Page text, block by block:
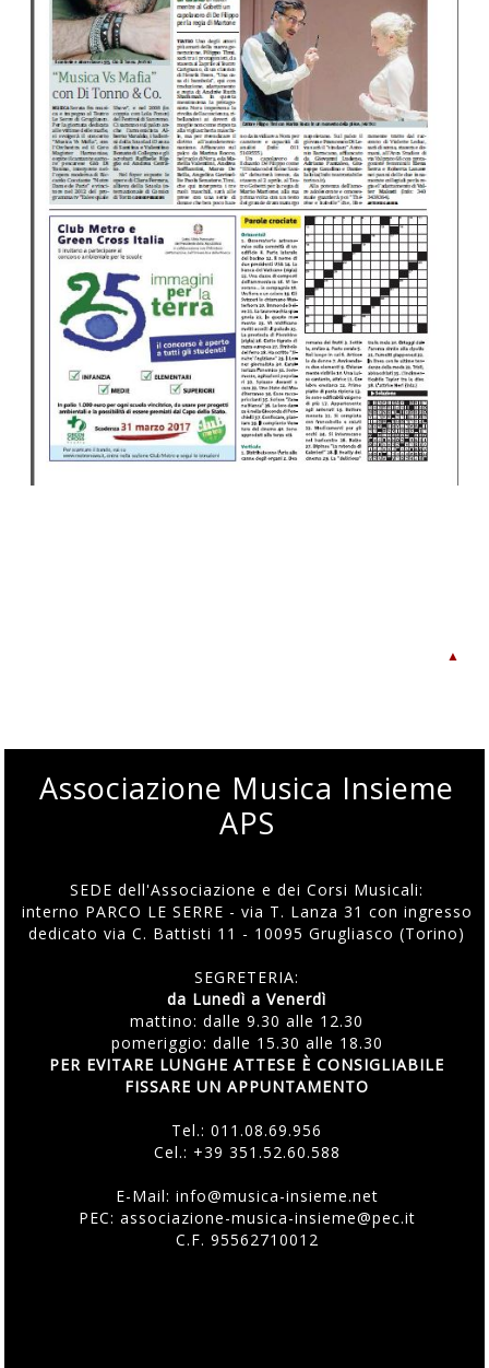
▲
Associazione Musica Insieme
APS
SEDE dell'Associazione e dei Corsi Musicali:
interno PARCO LE SERRE - via T. Lanza 31 con ingresso
dedicato via C. Battisti 11 - 10095 Grugliasco (Torino)
SEGRETERIA:
da Lunedì a Venerdì
mattino: dalle 9.30 alle 12.30
pomeriggio: dalle 15.30 alle 18.30
PER EVITARE LUNGHE ATTESE È CONSIGLIABILE
FISSARE UN APPUNTAMENTO
Tel.:011.08.69.956
Cel.: +39 351.52.60.588
E-Mail: info@musica-insieme.net
PEC: associazione-musica-insieme@pec.it
C.F. 95562710012